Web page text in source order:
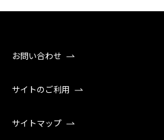
お問い合わせ
サイトのご利用
サイトマップ